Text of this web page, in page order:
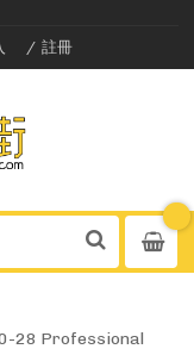
註冊
28 Professional